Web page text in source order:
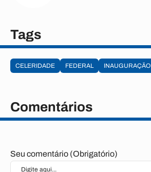
Tags
CELERIDADE FEDERAL INAUGURAÇÃO
Comentários
Seu comentário (Obrigatório)